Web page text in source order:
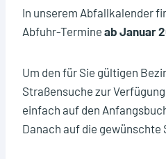
In unserem Abfallkalender
Abfuhr-Termine ab Januar
Um den für Sie gültigen
Straßensuche zur
einfach auf den
Danach auf die gewünschte
verwenden möchten.
Altpapier
Gelbe Tonne
Restmüllabfuhr
Restmüllabfuhr (roter